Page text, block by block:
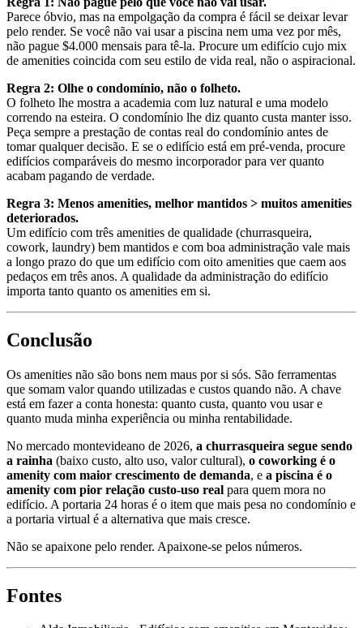
Parece óbvio, mas na empolgação da compra é fácil se deixar levar
pelo render. Se você não vai usar a piscina nem uma vez por mês,
não pague $4.000 mensais para tê-la. Procure um edifício cujo mix
de amenities coincida com seu estilo de vida real, não o aspiracional.
Regra 2: Olhe o condomínio, não o folheto.
O folheto lhe mostra a academia com luz natural e uma modelo
correndo na esteira. O condomínio lhe diz quanto custa manter isso.
Peça sempre a prestação de contas real do condomínio antes de
tomar qualquer decisão. E se o edifício está em pré-venda, procure
edifícios comparáveis do mesmo incorporador para ver quanto
acabam pagando de verdade.
Regra 3: Menos amenities, melhor mantidos > muitos amenities
deteriorados.
Um edifício com três amenities de qualidade (churrasqueira,
cowork, laundry) bem mantidos e com boa administração vale mais
a longo prazo do que um edifício com oito amenities que caem aos
pedaços em três anos. A qualidade da administração do edifício
importa tanto quanto os amenities em si.
Conclusão
Os amenities não são bons nem maus por si sós. São ferramentas
que somam valor quando utilizadas e custos quando não. A chave
está em fazer a conta honesta: quanto custa, quanto vou usar e
quanto muda minha experiência ou minha rentabilidade.
No mercado montevideano de 2026, a churrasqueira segue sendo
a rainha (baixo custo, alto uso, valor cultural), o coworking é o
amenity com maior crescimento de demanda, e a piscina é o
amenity com pior relação custo-uso real para quem mora no
edifício. A portaria 24 horas é o item que mais pesa no condomínio e
a portaria virtual é a alternativa que mais cresce.
Não se apaixone pelo render. Apaixone-se pelos números.
Fontes